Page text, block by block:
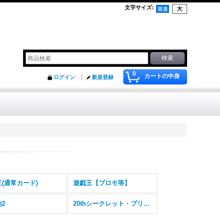
文字サイズ:
0 カートの中身
ログイン 新規登録
(通常カード) 遊戯王【プロモ等】
2 20thシークレット・プリズマティックシークレット